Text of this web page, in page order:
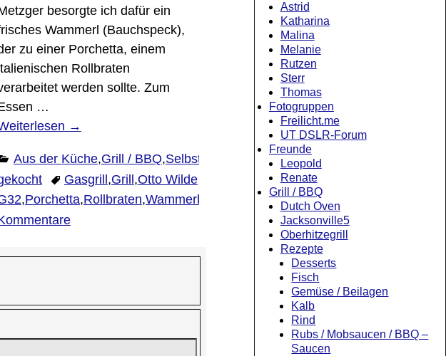
besorgte ich dafür ein
Wammerl (Bauchspeck),
zu einer Porchetta, einem
Rollbraten
werden sollte. Zum
…
→
Aus der Küche,Grill / BBQ,Selbst
Gasgrill,Grill,Otto Wilde
,Porchetta,Rollbraten,Wammerl
Astrid
Katharina
Malina
Melanie
Rutzen
Sterr
Thomas
Fotogruppen
Freilicht.me
UT DSLR-Forum
Freunde
Leopold
Renate
Grill / BBQ
Dutch Oven
Jacksonville5
Oberhitzegrill
Rezepte
Desserts
Fisch
Gemüse / Beilagen
Kalb
Rind
Rubs / Mobsaucen / BBQ –
Saucen